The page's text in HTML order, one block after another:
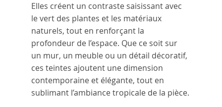
Elles créent un contraste saisissant avec
le vert des plantes et les matériaux
naturels, tout en renforçant la
profondeur de l’espace. Que ce soit sur
un mur, un meuble ou un détail décoratif,
ces teintes ajoutent une dimension
contemporaine et élégante, tout en
sublimant l’ambiance tropicale de la pièce.